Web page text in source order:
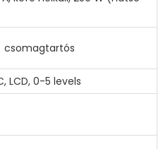
csomagtartós
LCD, 0-5 levels